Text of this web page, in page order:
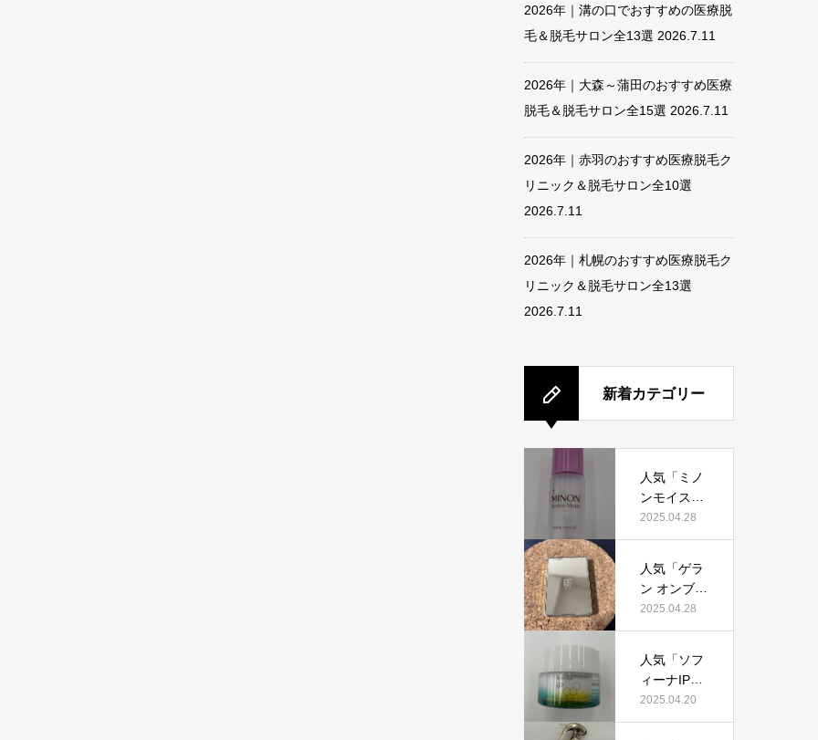
2026年｜溝の口でおすすめの医療脱
毛＆脱毛サロン全13選 2026.7.11
2026年｜大森～蒲田のおすすめ医療
脱毛＆脱毛サロン全15選 2026.7.11
2026年｜赤羽のおすすめ医療脱毛ク
リニック＆脱毛サロン全10選
2026.7.11
2026年｜札幌のおすすめ医療脱毛ク
リニック＆脱毛サロン全13選
2026.7.11
新着カテゴリー
人気「ミノ
ンモイスト
エイジング
ケアオイ
当におすす
め？美容マ
ニアが実際
コミを検
証！
2025.04.28
人気「ゲラ
ン オンブル
ジェオーラ
グロウ」っ
すすめ？美
容マニアの
私が実際使
2025.04.28
人気「ソフ
ィーナIPゴ
ールデンタ
イムリペア
2025.04.20